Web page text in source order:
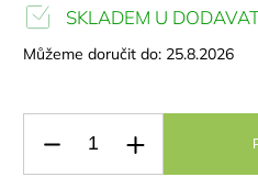
SKLADEM U
Můžeme doručit do: 25.8.2026